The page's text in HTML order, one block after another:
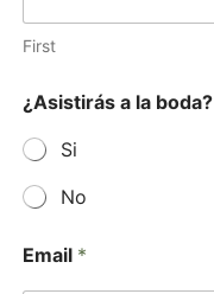
First
¿Asistirás a la boda?
Si
No
Email *